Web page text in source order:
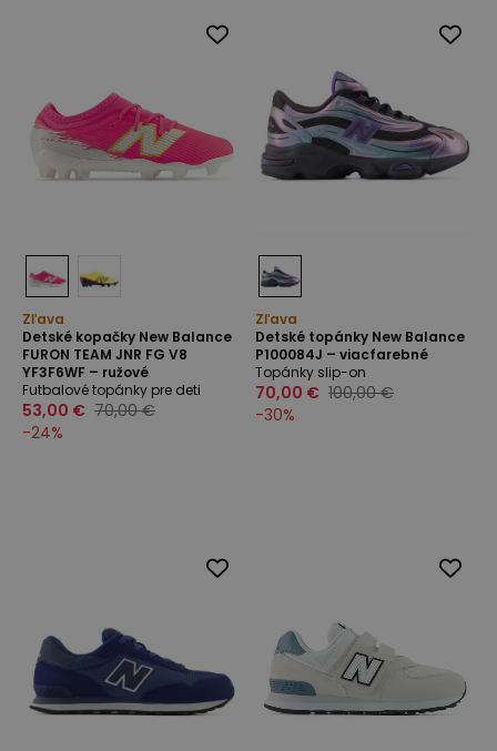
Zľava
Detské kopačky New Balance
FURON TEAM JNR FG V8
YF3F6WF – ružové
Futbalové topánky pre deti
53,00 € 70,00 €
-24%
Zľava
Detské topánky New Balance
P100084J – viacfarebné
Topánky slip-on
70,00 € 100,00 €
-30%